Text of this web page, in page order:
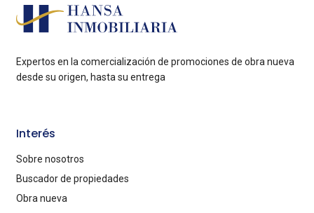
Expertos en la comercialización de promociones de obra nueva
desde su origen, hasta su entrega
Interés
Sobre nosotros
Buscador de propiedades
Obra nueva